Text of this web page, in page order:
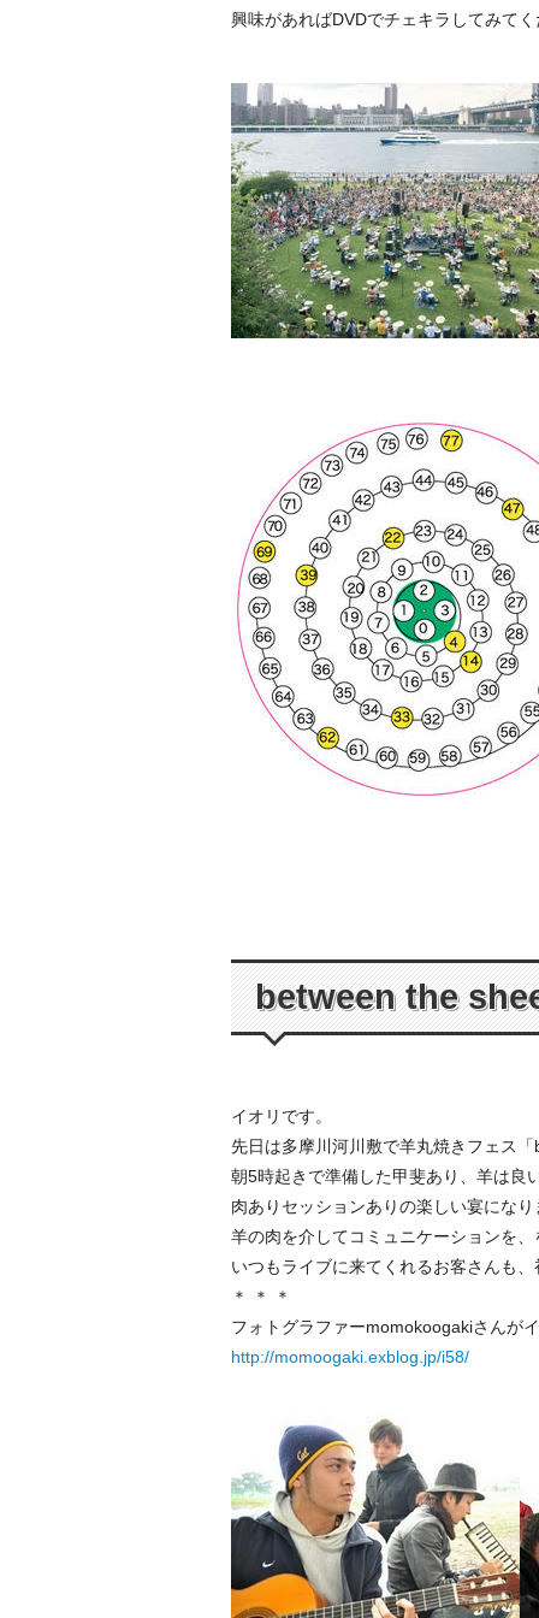
興味があればDVDでチェキラしてみて
between the
イオリです。
先日は多摩川河川敷で羊丸焼きフェス
朝5時起きで準備した甲斐あり、羊は良
肉ありセッションありの楽しい宴になり
羊の肉を介してコミュニケーションを
いつもライブに来てくれるお客さんも
＊ ＊ ＊
フォトグラファーmomokoogakiさんが
http://momoogaki.exblog.jp/i58/